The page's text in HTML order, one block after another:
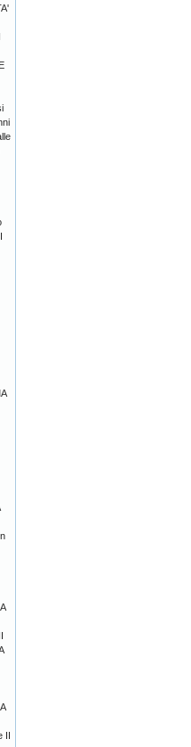
II